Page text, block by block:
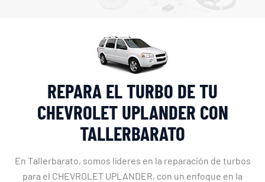
REPARA EL TURBO DE TU
CHEVROLET UPLANDER CON
TALLERBARATO
En Tallerbarato, somos líderes en la reparación de turbos
para el CHEVROLET UPLANDER, con un enfoque en la